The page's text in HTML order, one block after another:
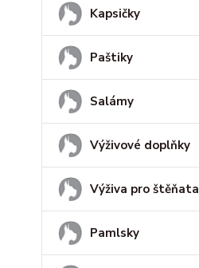
Kapsičky
Paštiky
Salámy
Výživové doplňky
Výživa pro štěňata
Pamlsky